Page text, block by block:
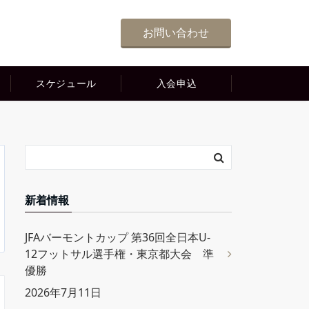
お問い合わせ
スケジュール 入会申込
新着情報
JFAバーモントカップ 第36回全日本U-
12フットサル選手権・東京都大会 準
優勝
2026年7月11日